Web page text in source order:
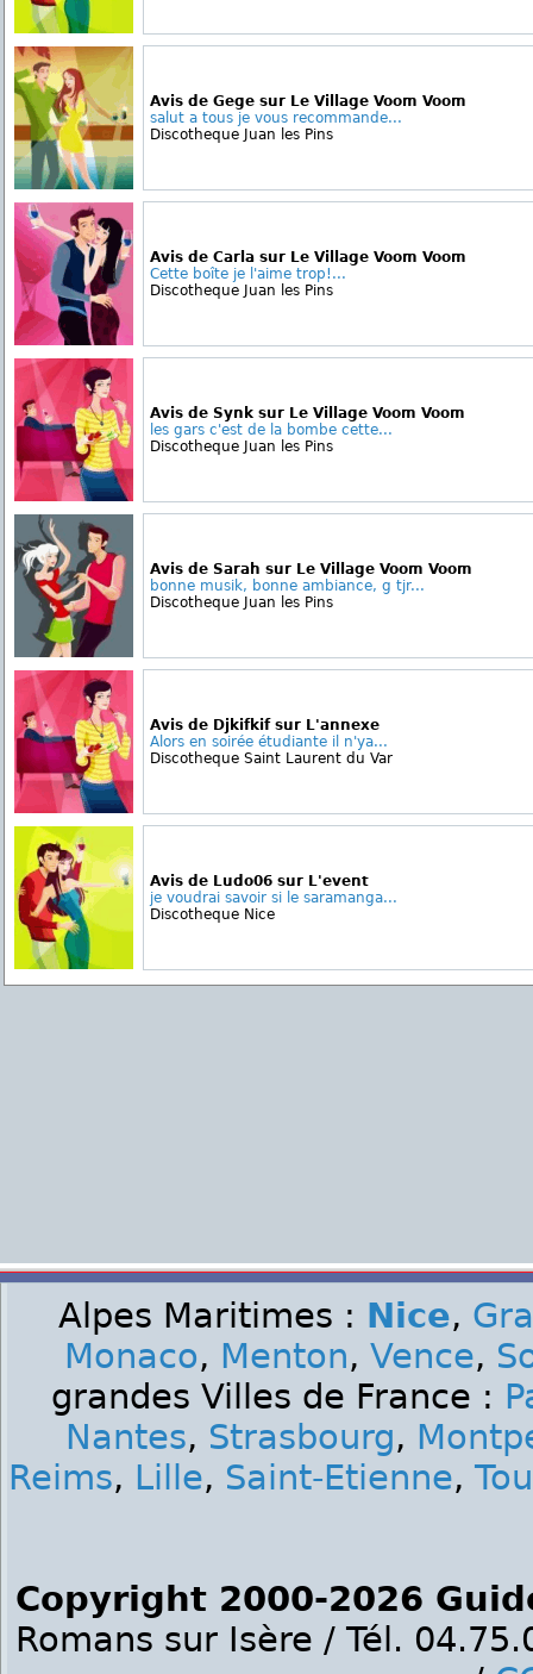
Avis de Gege sur Le Village Voom Voom
salut a tous je vous recommande...
Discotheque Juan les Pins
Avis de Carla sur Le Village Voom Voom
Cette boîte je l'aime trop!...
Discotheque Juan les Pins
Avis de Synk sur Le Village Voom Voom
les gars c'est de la bombe cette...
Discotheque Juan les Pins
Avis de Sarah sur Le Village Voom Voom
bonne musik, bonne ambiance, g tjr...
Discotheque Juan les Pins
Avis de Djkifkif sur L'annexe
Alors en soirée étudiante il n'ya...
Discotheque Saint Laurent du Var
Avis de Ludo06 sur L'event
je voudrai savoir si le saramanga...
Discotheque Nice
Alpes Maritimes : Nice,
Monaco, Menton, Vence,
grandes Villes de France :
Nantes, Strasbourg,
Reims, Lille, Saint-Etienne,
Copyright 2000-2026
Romans sur Isère / Tél.